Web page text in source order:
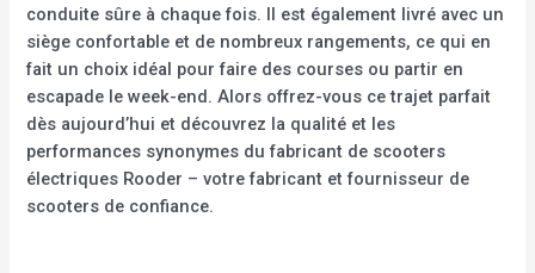
conduite sûre à chaque fois. Il est également livré avec un
siège confortable et de nombreux rangements, ce qui en
fait un choix idéal pour faire des courses ou partir en
escapade le week-end. Alors offrez-vous ce trajet parfait
dès aujourd’hui et découvrez la qualité et les
performances synonymes du fabricant de scooters
électriques Rooder – votre fabricant et fournisseur de
scooters de confiance.